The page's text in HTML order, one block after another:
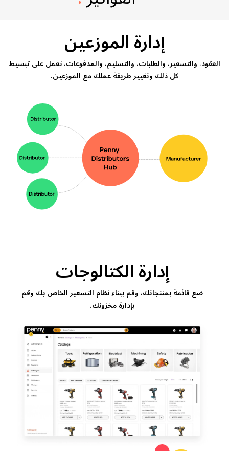
إدارة الموزعين
العقود، والتسعير، والطلبات، والتسليم، والمدفوعات، نعمل على تبسيط
كل ذلك وتغيير طريقة عملك مع الموزعين.
إدارة الكتالوجات
ضع قائمة بمنتجاتك، وقم ببناء نظام التسعير الخاص بك وقم
بإدارة مخزونك.